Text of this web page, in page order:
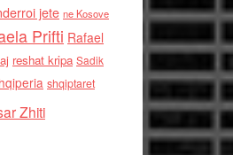
jete ne Kosove
Prifti Rafael
reshat kripa Sadik
shqiptaret
Zhiti